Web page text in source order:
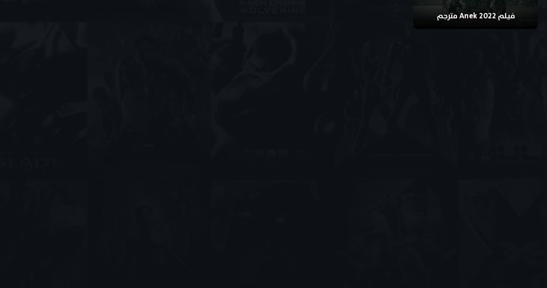
فيلم Anek 2022 مترجم